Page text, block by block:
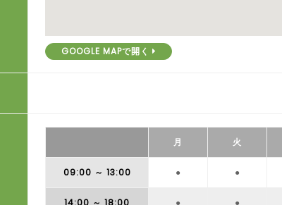
GOOGLE MAPで開く
月 火
09:00 ～ 13:00 ● ●
14:00 ～ 18:00 ● ●